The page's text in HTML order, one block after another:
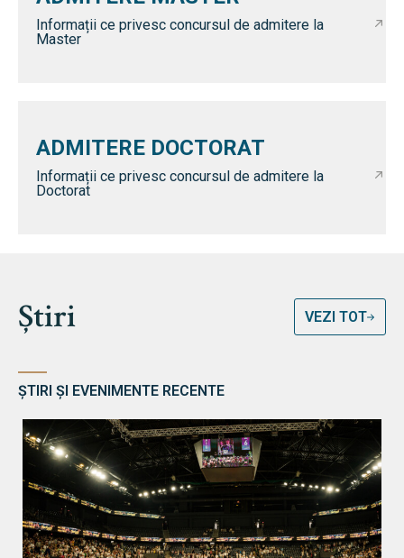
Informații ce privesc concursul de admitere la
Master
ADMITERE DOCTORAT
Informații ce privesc concursul de admitere la
Doctorat
Știri VEZI TOT
ȘTIRI ȘI EVENIMENTE RECENTE